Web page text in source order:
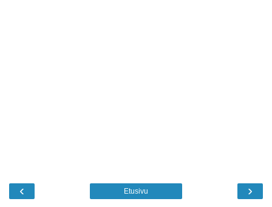
‹ ›
Etusivu